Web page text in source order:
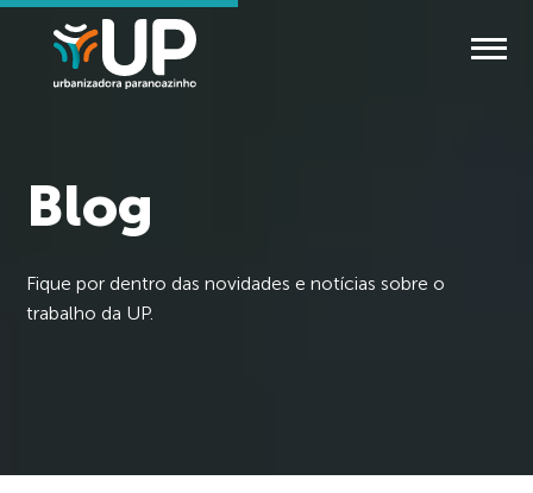
Blog
Fique por dentro das novidades e notícias sobre o
trabalho da UP.